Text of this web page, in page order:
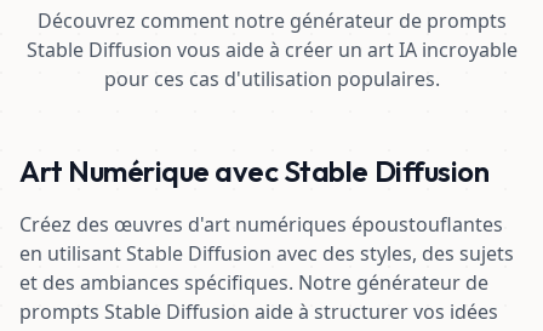
Découvrez comment notre générateur de prompts
Stable Diffusion vous aide à créer un art IA incroyable
pour ces cas d'utilisation populaires.
Art Numérique avec Stable Diffusion
Créez des œuvres d'art numériques époustouflantes
en utilisant Stable Diffusion avec des styles, des sujets
et des ambiances spécifiques. Notre générateur de
prompts Stable Diffusion aide à structurer vos idées